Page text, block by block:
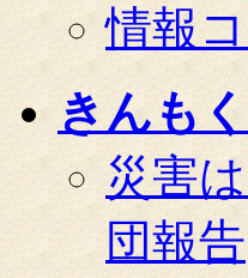
情報
きんも
災害
団報告